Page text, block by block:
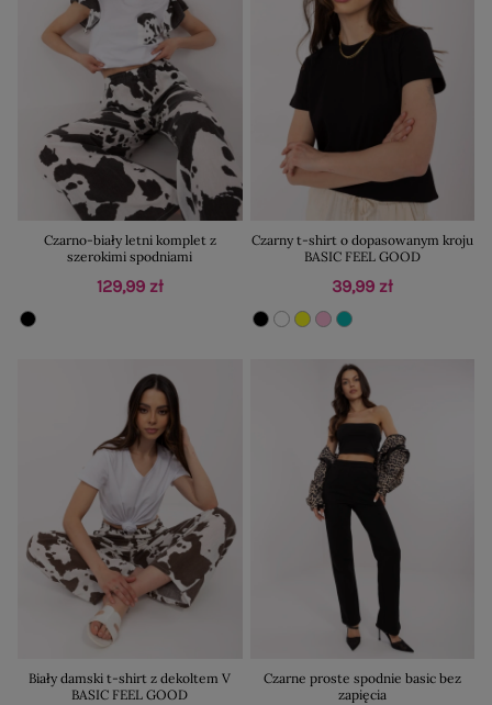
Czarno-biały letni komplet z
szerokimi spodniami
129,99 zł
Czarny t-shirt o dopasowanym kroju
BASIC FEEL GOOD
39,99 zł
Biały damski t-shirt z dekoltem V
BASIC FEEL GOOD
Czarne proste spodnie basic bez
zapięcia